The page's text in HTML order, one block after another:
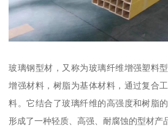
玻璃钢型材，又称为玻璃纤维增强塑料
增强材料，树脂为基体材料，通过复合
料。它结合了玻璃纤维的高强度和树脂
形成了一种轻质、高强、耐腐蚀的型材产